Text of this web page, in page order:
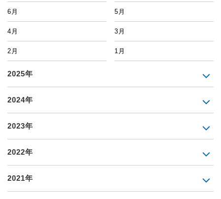
6月 5月
4月 3月
2月 1月
2025年
2024年
2023年
2022年
2021年